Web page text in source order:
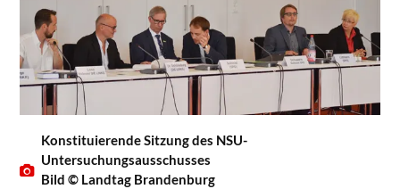
Konstituierende Sitzung des NSU-
Untersuchungsausschusses
Bild © Landtag Brandenburg